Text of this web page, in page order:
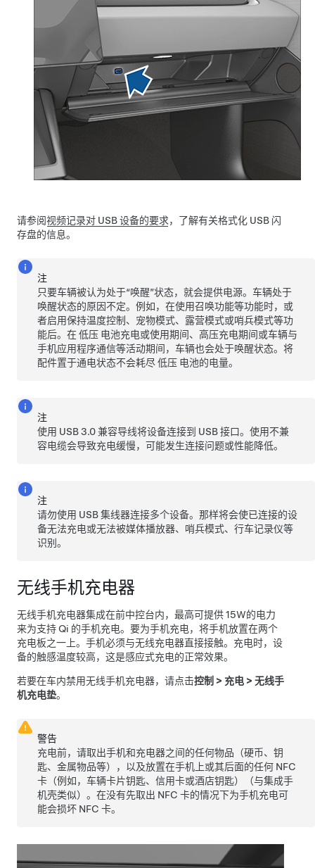
请参阅视频记录对 USB 设备的要求，了解有关格式化 USB 闪
存盘的信息。
注
只要车辆被认为处于“唤醒”状态，就会提供电源。车辆处于
唤醒状态的原因不定。例如，在使用召唤功能等功能时，或
者启用保持温度控制、 宠物模式、露营模式或哨兵模式等功
能后。在低压 电池充电或使用期间、高压充电期间或车辆与
手机应用程序通信等活动期间，车辆也会处于唤醒状态。将
配件置于通电状态不会耗尽低压 电池的电量。
注
使用 USB 3.0 兼容导线将设备连接到 USB 接口。使用不兼
容电缆会导致充电缓慢，可能发生连接问题或性能降低。
注
请勿使用 USB 集线器连接多个设备。那样将会使已连接的设
备无法充电或无法被媒体播放器、哨兵模式、行车记录仪等
识别。
无线手机充电器
无线手机充电器集成在前中控台内，最高可提供 15W的电力
来为支持 Qi 的手机充电。要为手机充电，将手机放置在两个
充电板之一上。手机必须与无线充电器直接接触。充电时，设
备的触感温度较高，这是感应式充电的正常效果。
若要在车内禁用无线手机充电器，请点击控制 > 充电 > 无线手
机充电垫。
警告
充电前，请取出手机和充电器之间的任何物品（硬币、钥
匙、金属物品等），以及放置在手机上或其后面的任何 NFC
卡（例如，车辆卡片钥匙、信用卡或酒店钥匙）（与集成手
机壳类似）。在没有先取出 NFC 卡的情况下为手机充电可
能会损坏 NFC 卡。